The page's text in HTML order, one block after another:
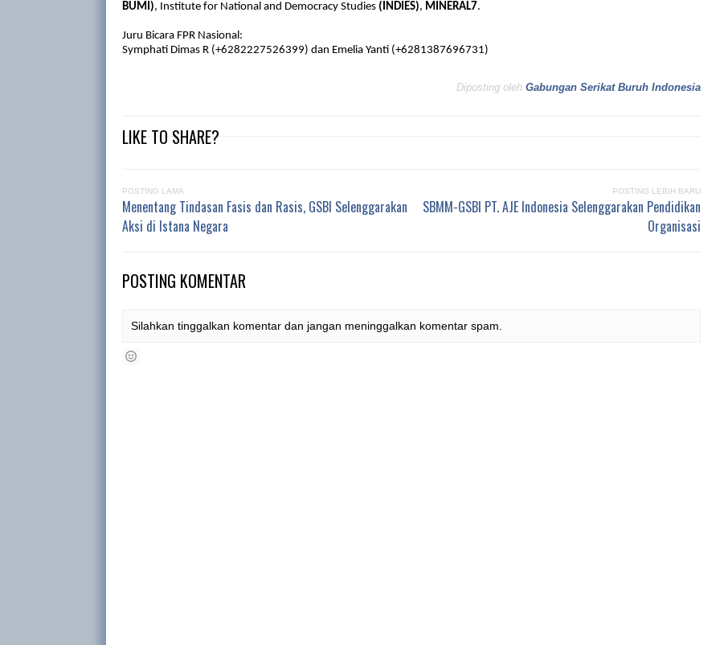
BUMI), Institute for National and Democracy Studies (INDIES), MINERAL7.
Juru Bicara FPR Nasional:
Symphati Dimas R (+6282227526399) dan Emelia Yanti (+6281387696731)
Diposting oleh Gabungan Serikat Buruh Indonesia
LIKE TO SHARE?
POSTING LAMA
Menentang Tindasan Fasis dan Rasis, GSBI Selenggarakan
Aksi di Istana Negara
POSTING LEBIH BARU
SBMM-GSBI PT. AJE Indonesia Selenggarakan Pendidikan
Organisasi
POSTING KOMENTAR
Silahkan tinggalkan komentar dan jangan meninggalkan komentar spam.